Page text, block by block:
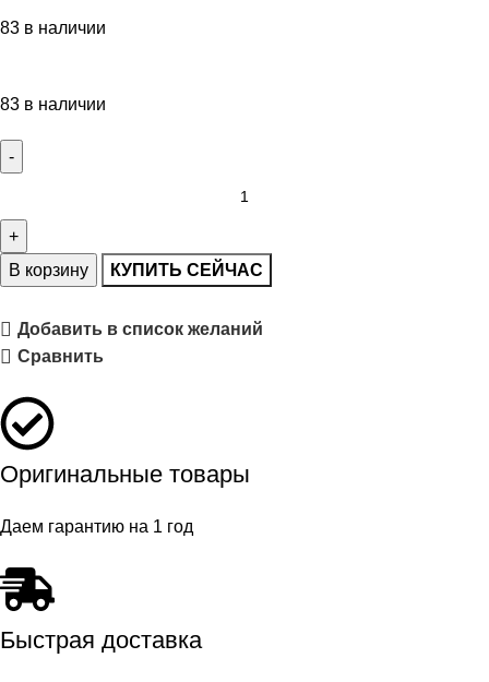
83 в наличии
83 в наличии
В корзину КУПИТЬ СЕЙЧАС
Добавить в список желаний
Сравнить
Оригинальные товары
Даем гарантию на 1 год
Быстрая доставка